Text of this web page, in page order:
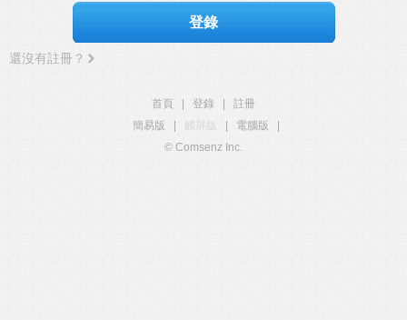
登錄
還沒有註冊？
首頁 登錄
註冊
簡易版
觸屏版 電腦版
© Comsenz Inc.